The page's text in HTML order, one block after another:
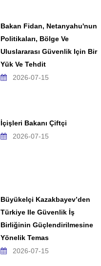
Bakan Fidan, Netanyahu'nun
Politikaları, Bölge Ve
Uluslararası Güvenlik Için Bir
Yük Ve Tehdit
2026-07-15
İçişleri Bakanı Çiftçi
2026-07-15
Büyükelçi Kazakbayev’den
Türkiye Ile Güvenlik İş
Birliğinin Güçlendirilmesine
Yönelik Temas
2026-07-15